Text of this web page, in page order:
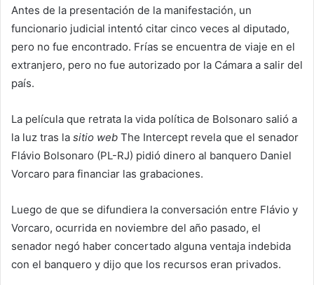
Antes de la presentación de la manifestación, un
funcionario judicial intentó citar cinco veces al diputado,
pero no fue encontrado. Frías se encuentra de viaje en el
extranjero, pero no fue autorizado por la Cámara a salir del
país.
La película que retrata la vida política de Bolsonaro salió a
la luz tras la sitio web The Intercept revela que el senador
Flávio Bolsonaro (PL-RJ) pidió dinero al banquero Daniel
Vorcaro para financiar las grabaciones.
Luego de que se difundiera la conversación entre Flávio y
Vorcaro, ocurrida en noviembre del año pasado, el
senador negó haber concertado alguna ventaja indebida
con el banquero y dijo que los recursos eran privados.